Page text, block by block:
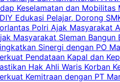
Keselamatan dan
Edukasi Pelajar, Dorong
Polri Ajak Masyarakat
Masyarakat Sleman
Sinergi dengan PO
Pendataan Kapal dan
Hak Ahli Waris Korban
Kemitraan dengan PT